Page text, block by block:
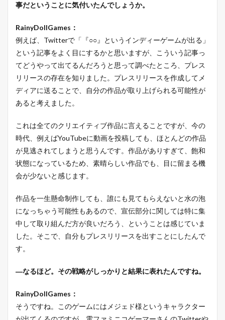
事だということに気付いたんでしょうか。
RainyDollGames：
例えば、Twitterで「『○○』というインディーゲームが出る」
という記事をよく目にするかと思いますが、こういう記事っ
てどうやって出てるんだろうと思って調べたところ、プレス
リリースの存在を知りました。プレスリリースを作成してメ
ディアに送ることで、自分の作品が取り上げられる可能性が
あると考えました。
これは全てのクリエイティブ作品に言えることですが、今の
時代、例えばYouTubeに動画を投稿しても、ほとんどの作品
が見逃されてしまうと思うんです。作品がありすぎて、飽和
状態になっているため、素晴らしい作品でも、目に留まる機
会が少ないと感じます。
作品を一生懸命制作しても、誰にも見てもらえないと水の泡
になっちゃう可能性もあるので、宣伝部分に関しては特に集
中して取り組んだ方が良いだろう、ということは感じていま
した。そこで、自分もプレスリリースを出すことにしたんで
す。
―なるほど。その戦略がしっかりと結果に表れたんですね。
RainyDollGames：
そうですね。このゲームにはメジェド様というキャラクター